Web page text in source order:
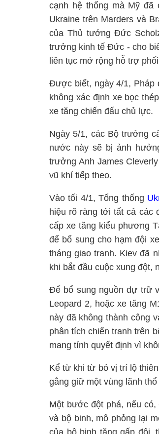
cạnh hệ thống mà Mỹ đã
Ukraine trên Marders và
của Thủ tướng Đức
trưởng kinh tế Đức - cho
liên tục mở rộng hỗ trợ
Được biết, ngày 4/1, Pháp
không xác định xe bọc
xe tăng chiến đấu chủ lực.
Ngày 5/1, các Bộ trưởng
nước này sẽ bị ảnh
trưởng Anh James
vũ khí tiếp theo.
Vào tối 4/1, Tổng thống
hiệu rõ ràng tới tất cả các
cấp xe tăng kiểu phương
để bổ sung cho hạm đội
tháng giao tranh. Kiev đã
khi bắt đầu cuộc xung đột,
Để bổ sung nguồn dự trữ
Leopard 2, hoặc xe tăng
này đã không thành công
phân tích chiến tranh trên
mang tính quyết định vì
Kể từ khi từ bỏ vị trí lộ
gắng giữ một vùng lãnh
Một bước đột phá, nếu
và bộ binh, mô phỏng lại
của bộ binh tăng gấp đôi,